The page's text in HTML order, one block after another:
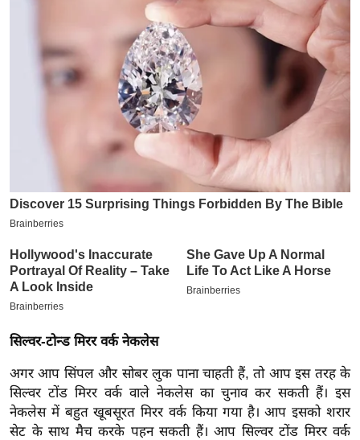
क्रा
इ
म
ई
-
पे
प
मि
सा
ल
सिल्वर-टोन्ड मिरर वर्क नेकलेस
अगर आप सिंपल और सोबर लुक पाना चाहती हैं, तो आप इस तरह के
सिल्वर टोंड मिरर वर्क वाले नेकलेस का चुनाव कर सकती हैं। इस
नेकलेस में बहुत खूबसूरत मिरर वर्क किया गया है। आप इसको शरार
सेट के साथ मैच करके पहन सकती हैं। आप सिल्वर टोंड मिरर वर्क